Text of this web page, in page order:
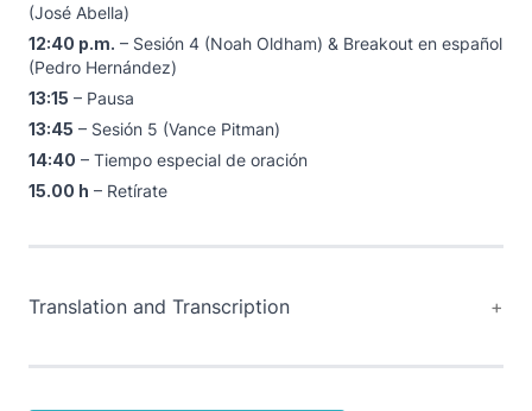
(José Abella)
12:40 p.m. – Sesión 4 (Noah Oldham) & Breakout en español
(Pedro Hernández)
13:15 – Pausa
13:45 – Sesión 5 (Vance Pitman)
14:40 – Tiempo especial de oración
15.00 h – Retírate
Translation and Transcription